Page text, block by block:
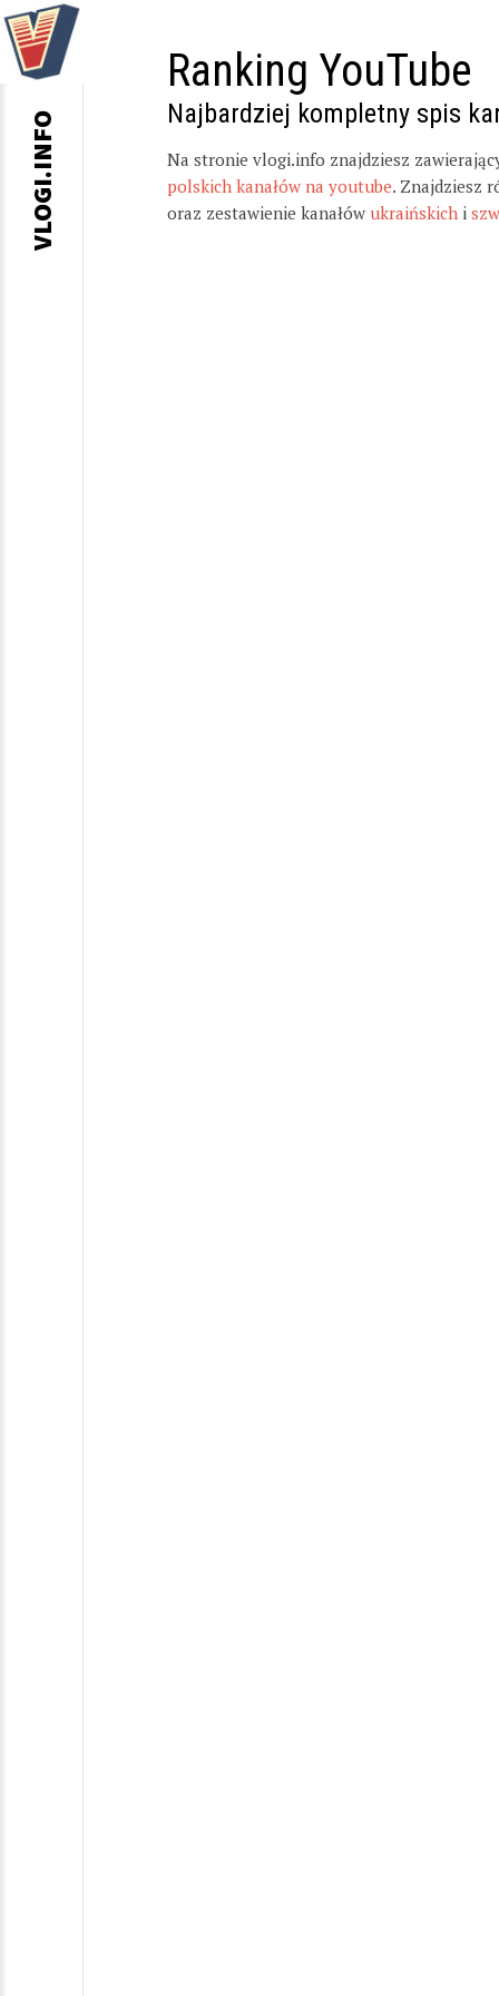
Ranking YouTube
Najbardziej kompletny spis
Na stronie vlogi.info znajdziesz
polskich kanałów na youtube. Znajdziesz
oraz zestawienie kanałów ukraińskich i
VLOGI.INFO